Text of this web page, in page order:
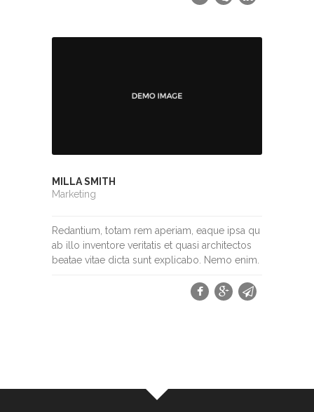
MILLA SMITH
Marketing
Redantium, totam rem aperiam, eaque ipsa qu
ab illo inventore veritatis et quasi architectos
beatae vitae dicta sunt explicabo. Nemo enim.